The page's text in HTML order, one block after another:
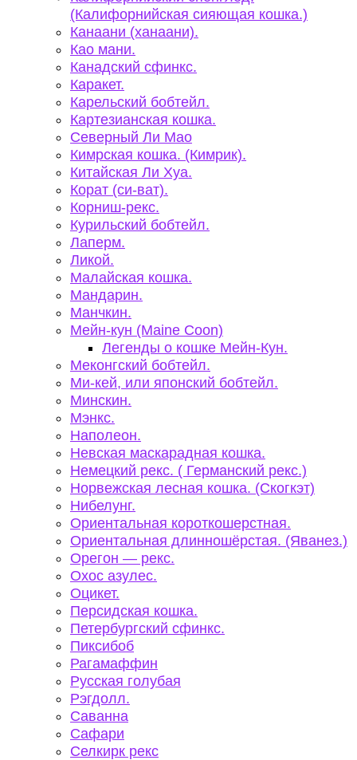
(Калифорнийская сияющая кошка.)
Канаани (ханаани).
Као мани.
Канадский сфинкс.
Каракет.
Карельский бобтейл.
Картезианская кошка.
Северный Ли Мао
Кимрская кошка. (Кимрик).
Китайская Ли Хуа.
Корат (си-ват).
Корниш-рекс.
Курильский бобтейл.
Лаперм.
Ликой.
Малайская кошка.
Мандарин.
Манчкин.
Мейн-кун (Maine Coon)
Легенды о кошке Мейн-Кун.
Меконгский бобтейл.
Ми-кей, или японский бобтейл.
Минскин.
Мэнкс.
Наполеон.
Невская маскарадная кошка.
Немецкий рекс. ( Германский рекс.)
Норвежская лесная кошка. (Скогкэт)
Нибелунг.
Ориентальная короткошерстная.
Ориентальная длинношёрстая. (Яванез.)
Орегон — рекс.
Охос азулес.
Оцикет.
Персидская кошка.
Петербургский сфинкс.
Пиксибоб
Рагамаффин
Русская голубая
Рэгдолл.
Саванна
Сафари
Селкирк рекс